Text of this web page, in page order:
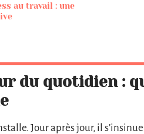
au travail : une
du quotidien :
Jour après jour, il